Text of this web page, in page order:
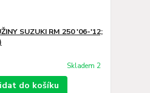
SUZUKI RM 250 '06-'12;
Skladem 2
do košíku